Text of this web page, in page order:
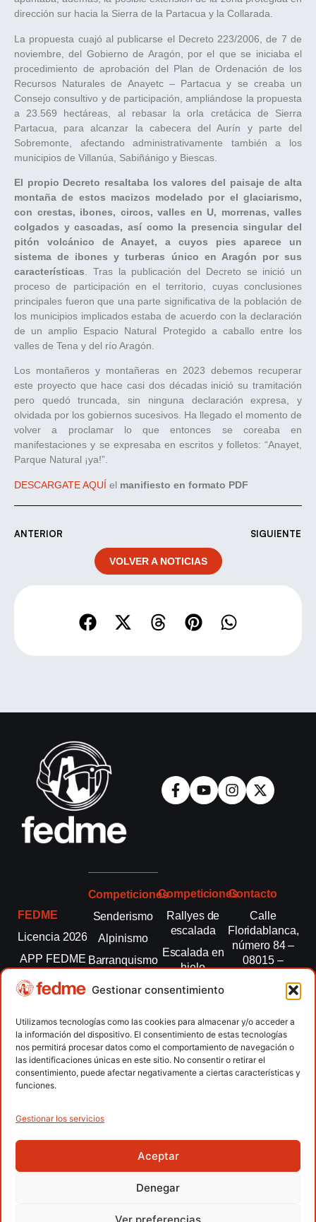
Gestionar consentimiento
Utilizamos tecnologías como las cookies para almacenar y/o acceder a
la información del dispositivo. El consentimiento de estas tecnologías
nos permitirá procesar datos como el comportamiento de navegación o
las identificaciones únicas en este sitio. No consentir o retirar el
consentimiento, puede afectar negativamente a ciertas características y
funciones.
Gestionar los servicios
Aceptar
Denegar
Ver preferencias
dirección sur hacia la Sierra de la Partacua y la Collarada.
La propuesta cuajó al publicarse el Decreto 223/2006, de 7 de
noviembre, del Gobierno de Aragón, por el que se iniciaba el
procedimiento de aprobación del Plan de Ordenación de los
Recursos Naturales de Anayetc – Partacua y se creaba un
Consejo consultivo y de participación, ampliándose la propuesta
a 23.569 hectáreas, al rebasar la orla cretácica de Sierra
Partacua, para alcanzar la cabecera del Aurín y parte del
Sobremonte, afectando administrativamente también a los
municipios de Villanúa, Sabiñánigo y Biescas.
El propio Decreto resaltaba los valores del paisaje de alta
montaña de estos macizos modelado por el glaciarismo,
con crestas, ibones, circos, valles en U, morrenas, valles
colgados y cascadas, así como la presencia singular del
pitón volcánico de Anayet, a cuyos pies aparece un
sistema de ibones y turberas único en Aragón por sus
características . Tras la publicación del Decreto se inició un
proceso de participación en el territorio, cuyas conclusiones
principales fueron que una parte significativa de la población de
los municipios implicados estaba de acuerdo con la declaración
de un amplio Espacio Natural Protegido a caballo entre los
valles de Tena y del río Aragón.
Los montañeros y montañeras en 2023 debemos recuperar
este proyecto que hace casi dos décadas inició su tramitación
pero quedó truncada, sin ninguna declaración expresa, y
olvidada por los gobiernos sucesivos. Ha llegado el momento de
volver a proclamar lo que entonces se coreaba en
manifestaciones y se expresaba en escritos y folletos: “Anayet,
Parque Natural ¡ya!”.
DESCARGATE AQUÍ el manifiesto en formato PDF
ANTERIOR SIGUIENTE
VOLVER A NOTICIAS
FEDME
Licencia 2026
APP FEDME
Transparencia
autonómicas
Clubes
Contacto
Competiciones
Senderismo
Alpinismo
Barranquismo
montaña
Escalada
Escalada
paralimpica
Competiciones
Rallyes de
escalada
Escalada en
hielo
Esquí de
Marcha
Nórdica
Raquetas de
nieve
Contacto
Calle
Floridablanca,
número 84 –
08015 –
fedme@fedme.es
934 264 267
Copyright © 2026 Federación Española de Deportes de
Montaña y Escalada | Desarrollado porTOOOLS